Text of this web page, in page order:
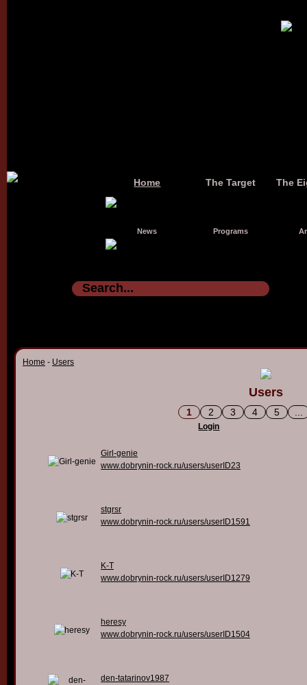
Home The Target The
News Programs
Home - Users
Users
1 2 3 4 5
Login
Girl-genie
www.dobrynin-rock.ru/users/userID23
stgrsr
www.dobrynin-rock.ru/users/userID1591
K-T
www.dobrynin-rock.ru/users/userID1279
heresy
www.dobrynin-rock.ru/users/userID1504
den-tatarinov1987